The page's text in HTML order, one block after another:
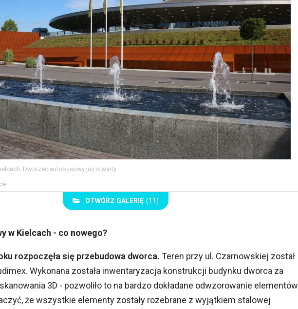
Dworzec autobusowy już otwarty
OTWÓRZ GALERIĘ (11)
w Kielcach - co nowego?
rozpoczęła się przebudowa dworca. Teren przy ul. Czarnowskiej został
Wykonana została inwentaryzacja konstrukcji budynku dworca za
3D - pozwoliło to na bardzo dokładane odwzorowanie elementów
że wszystkie elementy zostały rozebrane z wyjątkiem stalowej